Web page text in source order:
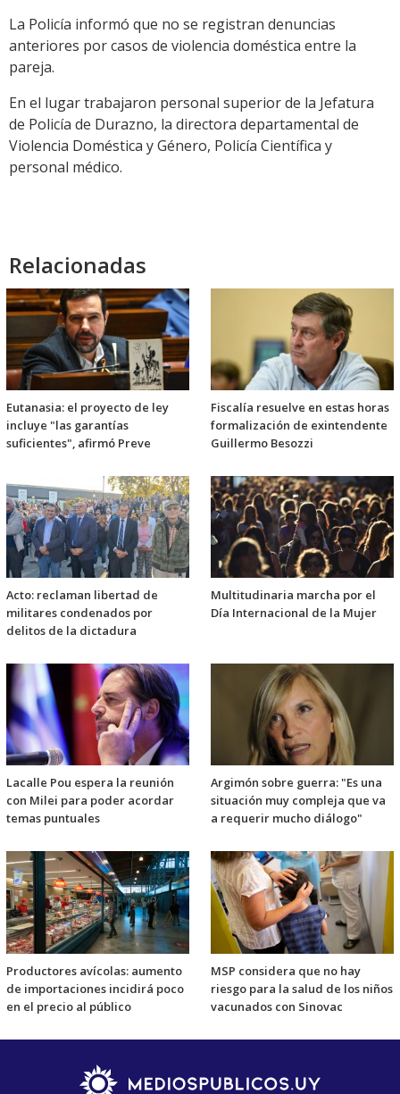
La Policía informó que no se registran denuncias
anteriores por casos de violencia doméstica entre la
pareja.
En el lugar trabajaron personal superior de la Jefatura
de Policía de Durazno, la directora departamental de
Violencia Doméstica y Género, Policía Científica y
personal médico.
Relacionadas
Eutanasia: el proyecto de ley
incluye "las garantías
suficientes", afirmó Preve
Fiscalía resuelve en estas horas
formalización de exintendente
Guillermo Besozzi
Acto: reclaman libertad de
militares condenados por
delitos de la dictadura
Multitudinaria marcha por el
Día Internacional de la Mujer
Lacalle Pou espera la reunión
con Milei para poder acordar
temas puntuales
Argimón sobre guerra: "Es una
situación muy compleja que va
a requerir mucho diálogo"
Productores avícolas: aumento
de importaciones incidirá poco
en el precio al público
MSP considera que no hay
riesgo para la salud de los niños
vacunados con Sinovac